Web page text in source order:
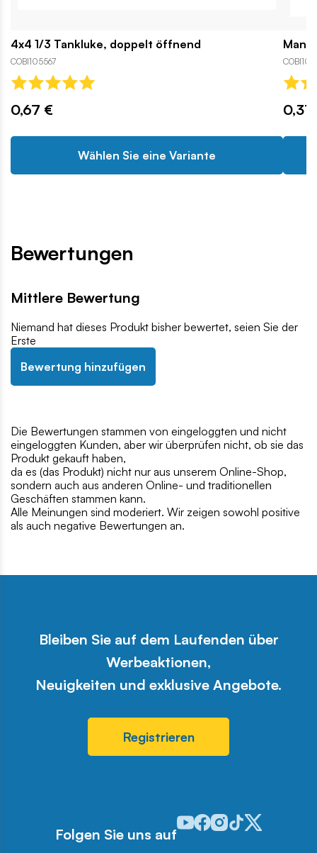
4x4 1/3 Tankluke, doppelt öffnend
COBI105567
0,67 €
Wählen Sie eine Variante
0,37
Bewertungen
Mittlere Bewertung
Niemand hat dieses Produkt bisher bewertet, seien Sie der
Erste
Bewertung hinzufügen
Die Bewertungen stammen von eingeloggten und nicht
eingeloggten Kunden, aber wir überprüfen nicht, ob sie das
Produkt gekauft haben,
da es (das Produkt) nicht nur aus unserem Online-Shop,
sondern auch aus anderen Online- und traditionellen
Geschäften stammen kann.
Alle Meinungen sind moderiert. Wir zeigen sowohl positive
als auch negative Bewertungen an.
Bleiben Sie auf dem Laufenden über
Werbeaktionen,
Neuigkeiten und exklusive Angebote.
Registrieren
Folgen Sie uns auf
Odwiedź nasz profil w
Odwiedź nasz profil w
Odwiedź nasz profil w
Odwiedź nasz
Odwiedź nasz